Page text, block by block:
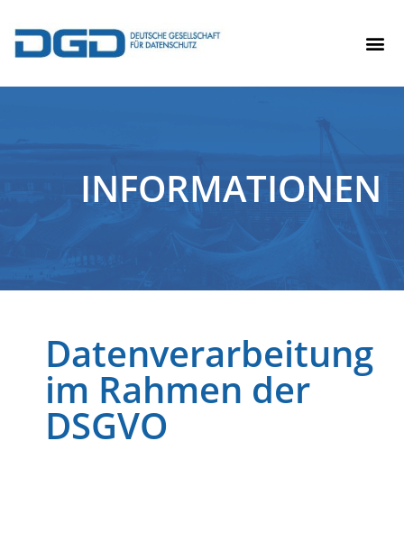
INFORMATIONEN
Datenverarbeitung
im Rahmen der
DSGVO